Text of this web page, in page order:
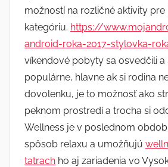
možností na rozličné aktivity
kategóriu. https://
android-roka-2017-stylovka-
víkendové pobyty sa osvedčili a
populárne, hlavne ak si rodina
dovolenku, je to možnosť ako
peknom prostredí a trocha si
Wellness je v poslednom
spôsob relaxu a umožňujú
tatrach ho aj zariadenia vo